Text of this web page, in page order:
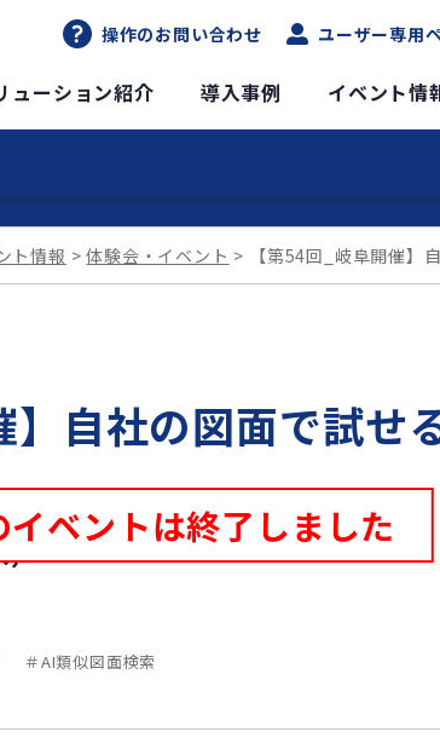
ンサイト
操作のお問い合わせ ユーザー専用
ューション紹介 導入事例 イベント情
ト情報 体験会・イベント 【第54回_岐阜開催】
】自社の図面で試せ
イベントは終了しました
）
AI類似図面検索